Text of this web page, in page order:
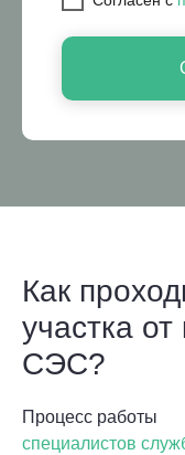
Как
участка
СЭС?
Процесс работы
специалистов